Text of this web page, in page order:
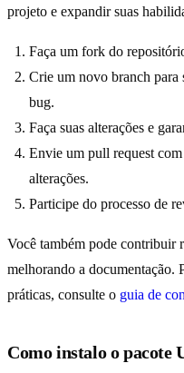
projeto e expandir suas
Faça um fork do
Crie um novo branch para
bug.
Faça suas alterações e
Envie um pull request com
alterações.
Participe do processo de
Você também pode contribuir
melhorando a documentação.
práticas, consulte o guia de
Como instalo o pacote